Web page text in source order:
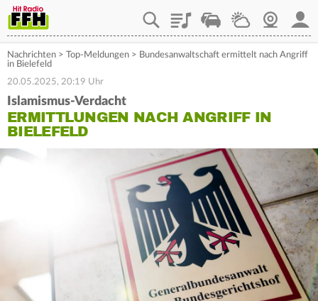
PlaylistStaupilotWetterWebcam
Nachrichten > Top-Meldungen > Bundesanwaltschaft ermittelt nach Angriff
in Bielefeld
20.05.2025, 20:19 Uhr
Islamismus-Verdacht
ERMITTLUNGEN NACH ANGRIFF IN
BIELEFELD